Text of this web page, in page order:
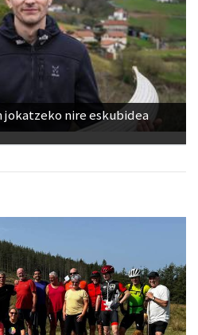
jokatzeko nire eskubidea